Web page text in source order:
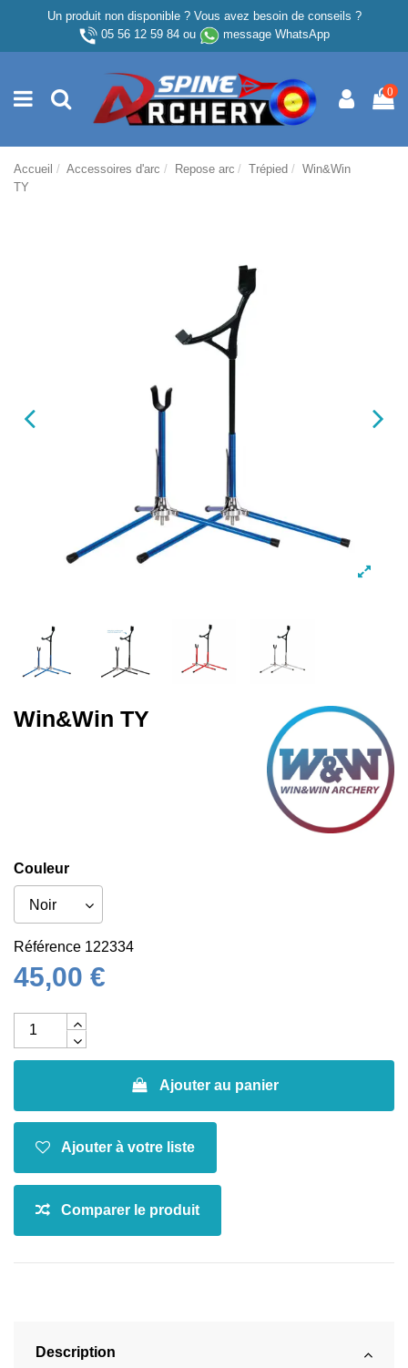
Un produit non disponible ? Vous avez besoin de conseils ?
05 56 12 59 84ou message WhatsApp
0
Accueil Accessoires d'arc Repose arc Trépied
Win&Win
TY
Win&Win TY
Couleur
Référence 122334
45,00 €
Ajouter au panier
Description